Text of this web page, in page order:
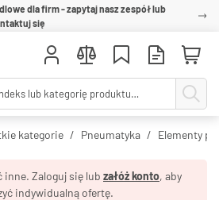
dla firm - zapytaj nasz zespół lub
się
kategorie Pneumatyka Elementy
inne. Zaloguj się lub załóż konto, aby
indywidualną ofertę.